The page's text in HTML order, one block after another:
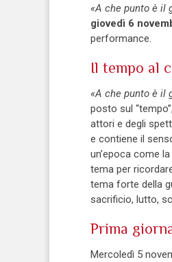
«A che punto è il
giovedì 6
performance.
Il tempo al
«A che punto è il
posto sul
attori e degli
e contiene il
un’epoca come
tema per
tema forte della
sacrificio, lutto,
Prima
Mercoledì 5